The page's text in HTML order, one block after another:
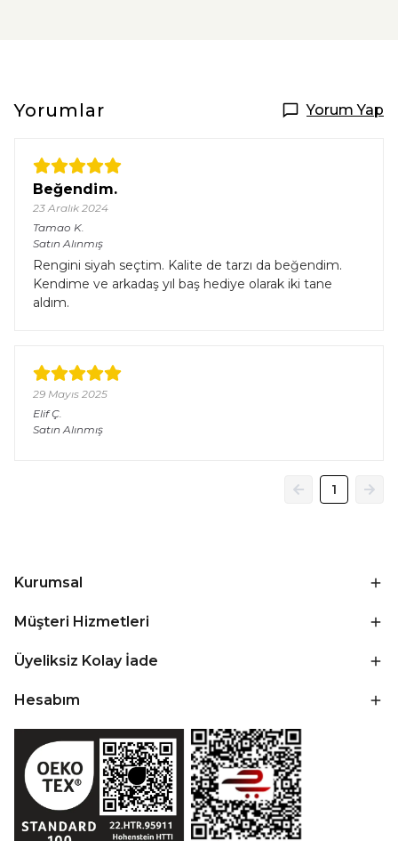
Yorumlar Yorum Yap
Beğendim.
23 Aralık 2024
Tamao K.
Satın Alınmış
Rengini siyah seçtim. Kalite de tarzı da beğendim.
Kendime ve arkadaş yıl baş hediye olarak iki tane
aldım.
29 Mayıs 2025
Elif Ç.
Satın Alınmış
1
Kurumsal
Müşteri Hizmetleri
Üyeliksiz Kolay İade
Hesabım